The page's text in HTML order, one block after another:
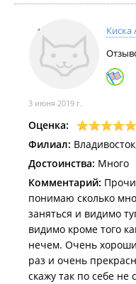
такая разница в
указана
Пригласили
ли я право купить
сковороде и к тому
подтвердила, на что
право ее купить, но
заявив что они все
и что передо мной
Эта ситуация была
много времени и
Домовид эту
Прошу примите
порядок в магазине
Но думаю
Киска
3 июня 2019 г.
Оценка:
Филиал:
Достоинства: Много
Комментарий:
понимаю сколько
заняться и видимо
видимо кроме того
нечем. Очень
раз и очень
скажу так по себе не